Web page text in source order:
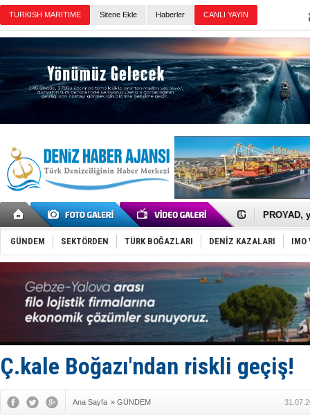
Sitene Ekle Haberler
İTU AUV,
PROYAD,
Türkiye-
Türk
Deniz
DÖDER,
Fairline,
Baltık
Runit
Limana
Türk
Hüseyin
Med
GÜNDEM SEKTÖRDEN TÜRK BOĞAZLARI DENİZ KAZALARI IMO
Ç.kale Boğazı'ndan riskli geçiş!
Ana Sayfa » GÜNDEM